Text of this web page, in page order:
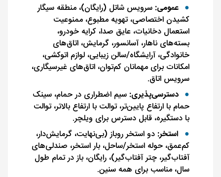
عمومی: سرویس شاتل (رایگان)، منطقه سیگار
کشیدن اختصاصی، تهویه مطبوع، ممنوعیت
استعمال دخانیات، عایق صدا، کرایه خودرو،
بسته‌های ناهار، آسانسور، گرمایش، اتاق‌های
خانوادگی، آرایشگاه/سالن زیبایی، لوازم اتوکشی،
امکانات برای مهمانان کم‌توان، اتاق‌های غیرسیگاری،
سرویس اتاق.
دسترسی‌پذیری: سیم اضطراری در حمام، سینک
حمام با ارتفاع پایین‌تر، توالت با ارتفاع بالاتر، توالت
با دستگیره، قابل دسترس برای ویلچر.
استخر: دو استخر روباز (بی‌نهایت، گرمایش‌دار،
کم‌عمق، حوله استخر/ساحل، بار استخر، صندلی‌های
آفتاب‌گیر، چتر آفتاب‌گیر)، رایگان، باز در تمام طول
سال، مناسب برای همه سنین.